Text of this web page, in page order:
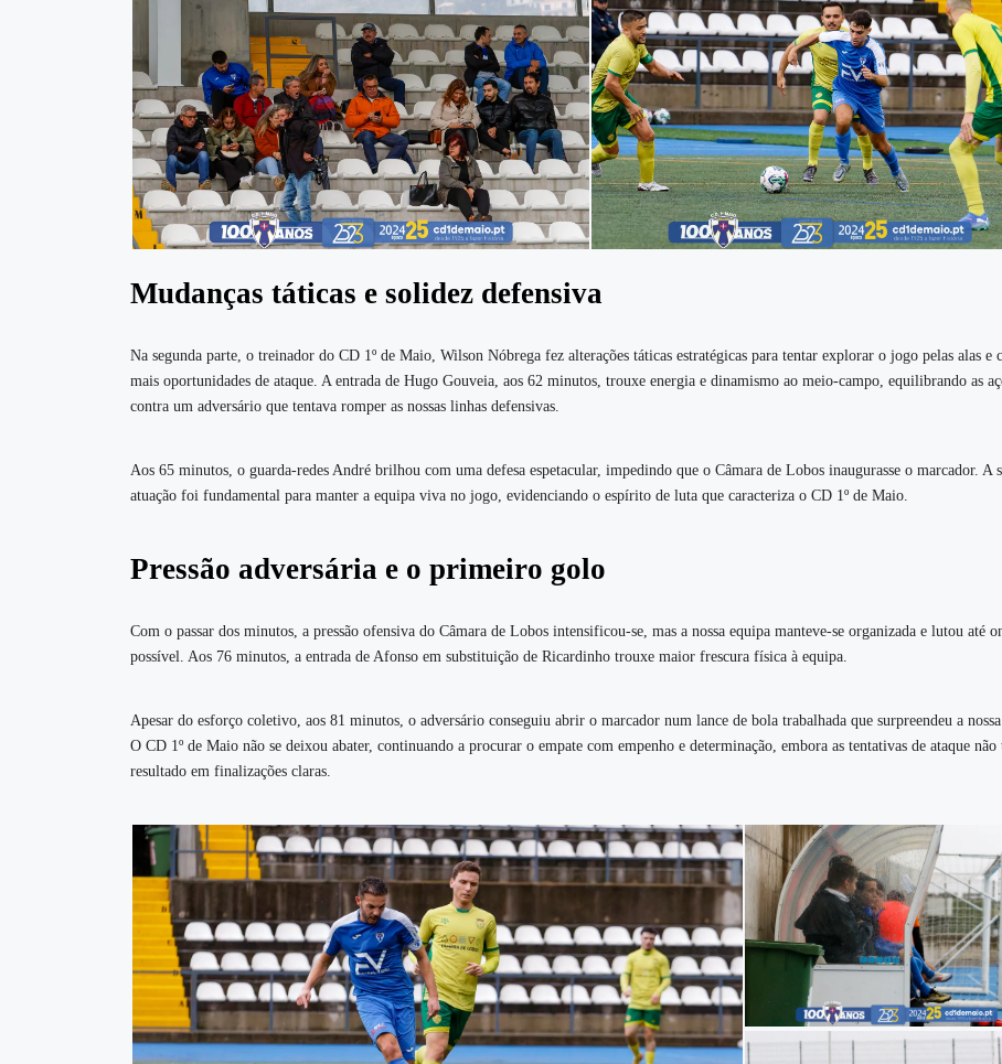
Mudanças táticas e solidez defensiva
Na segunda parte, o treinador do CD 1º de Maio, Wilson Nóbrega fez alterações táticas estratégicas para tentar explorar o jogo pelas alas e
mais oportunidades de ataque. A entrada de Hugo Gouveia, aos 62 minutos, trouxe energia e dinamismo ao meio-campo, equilibrando as
contra um adversário que tentava romper as nossas linhas defensivas.
Aos 65 minutos, o guarda-redes André brilhou com uma defesa espetacular, impedindo que o Câmara de Lobos inaugurasse o marcador. A
atuação foi fundamental para manter a equipa viva no jogo, evidenciando o espírito de luta que caracteriza o CD 1º de Maio.
Pressão adversária e o primeiro golo
Com o passar dos minutos, a pressão ofensiva do Câmara de Lobos intensificou-se, mas a nossa equipa manteve-se organizada e lutou até
possível. Aos 76 minutos, a entrada de Afonso em substituição de Ricardinho trouxe maior frescura física à equipa.
Apesar do esforço coletivo, aos 81 minutos, o adversário conseguiu abrir o marcador num lance de bola trabalhada que surpreendeu a nossa
O CD 1º de Maio não se deixou abater, continuando a procurar o empate com empenho e determinação, embora as tentativas de ataque não
resultado em finalizações claras.